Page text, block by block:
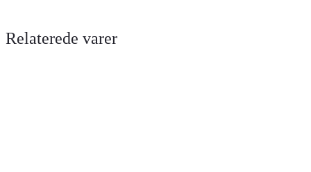
Relaterede varer